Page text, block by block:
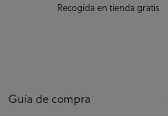
Recogida en tienda gratis
Guía de compra